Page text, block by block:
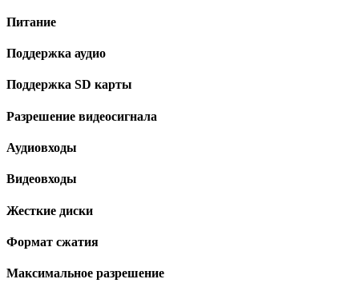
Питание
Поддержка аудио
Поддержка SD карты
Разрешение видеосигнала
Аудиовходы
Видеовходы
Жесткие диски
Формат сжатия
Максимальное разрешение